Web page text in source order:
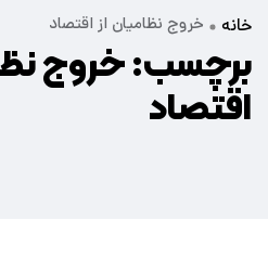
خانه خروج نظامیان از اقتصاد
برچسب:خروج
اقتصاد